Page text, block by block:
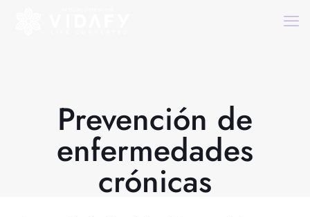
Prevención de
enfermedades
crónicas